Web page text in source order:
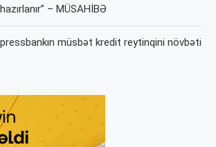
– MÜSAHİBƏ
müsbət kredit reytinqini növbəti